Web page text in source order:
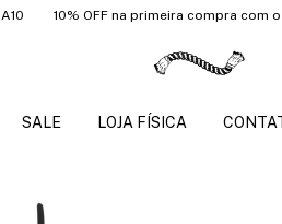
10% OFF na primeira compra com o cupom:
SALE LOJA FÍSICA